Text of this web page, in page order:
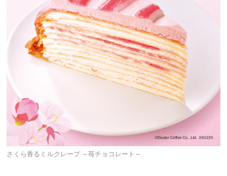
さくら香るミルクレープ ～苺チョコレート～